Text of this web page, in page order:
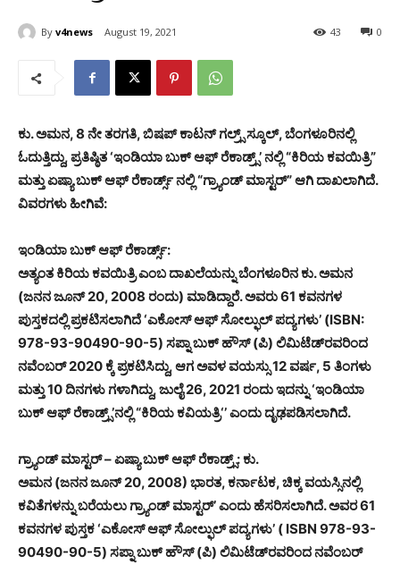
By v4news August 19, 2021 0
43
ಕು. ಅಮನ, 8 ನೇ ತರಗತಿ, ಬಿಷಪ್ ಕಾಟನ್ ಗಲ್ರ್ಸ್ ಸ್ಕೂಲ್, ಬೆಂಗಳೂರಿನಲ್ಲಿ
ಓದುತ್ತಿದ್ದು, ಪ್ರತಿಷ್ಠಿತ ‘ಇಂಡಿಯಾ ಬುಕ್ ಆಫ್ ರೆಕಾಡ್ರ್ಸ್’ ನಲ್ಲಿ “ಕಿರಿಯ ಕವಯಿತ್ರಿ”
ಮತ್ತು ಏಷ್ಯಾ ಬುಕ್ ಆಫ್ ರೆಕಾರ್ಡ್ಸ್ ನಲ್ಲಿ “ಗ್ರ್ಯಾಂಡ್ ಮಾಸ್ಟರ್” ಆಗಿ ದಾಖಲಾಗಿದೆ.
ವಿವರಗಳು ಹೀಗಿವೆ:
ಇಂಡಿಯಾ ಬುಕ್ ಆಫ್ ರೆಕಾರ್ಡ್ಸ್:
ಅತ್ಯಂತ ಕಿರಿಯ ಕವಯಿತ್ರಿ ಎಂಬ ದಾಖಲೆಯನ್ನು ಬೆಂಗಳೂರಿನ ಕು. ಅಮನ
(ಜನನ ಜೂನ್ 20, 2008 ರಂದು) ಮಾಡಿದ್ದಾರೆ. ಅವರು 61 ಕವನಗಳ
ಪುಸ್ತಕದಲ್ಲಿ ಪ್ರಕಟಿಸಲಾಗಿದೆ ‘ಎಕೋಸ್ ಆಫ್ ಸೋಲ್ಫುಲ್ ಪದ್ಯಗಳು’ (ISBN:
978-93-90490-90-5) ಸಪ್ನಾ ಬುಕ್ ಹೌಸ್ (ಪಿ) ಲಿಮಿಟೆಡ್‍ರವರಿಂದ
ನವೆಂಬರ್ 2020 ಕ್ಕೆ ಪ್ರಕಟಿಸಿದ್ದು, ಆಗ ಅವಳ ವಯಸ್ಸು 12 ವರ್ಷ, 5 ತಿಂಗಳು
ಮತ್ತು 10 ದಿನಗಳು ಗಳಾಗಿದ್ದು, ಜುಲೈ 26, 2021 ರಂದು ಇದನ್ನು ‘ಇಂಡಿಯಾ
ಬುಕ್ ಆಫ್ ರೆಕಾಡ್ರ್ಸ್’ನಲ್ಲಿ “ಕಿರಿಯ ಕವಿಯತ್ರಿ‘’ ಎಂದು ದೃಢಪಡಿಸಲಾಗಿದೆ.
ಗ್ರ್ಯಾಂಡ್ ಮಾಸ್ಟರ್ – ಏಷ್ಯಾ ಬುಕ್ ಆಫ್ ರೆಕಾಡ್ರ್ಸ್: ಕು.
ಅಮನ (ಜನನ ಜೂನ್ 20, 2008) ಭಾರತ, ಕರ್ನಾಟಕ, ಚಿಕ್ಕ ವಯಸ್ಸಿನಲ್ಲಿ
ಕವಿತೆಗಳನ್ನು ಬರೆಯಲು ಗ್ರ್ಯಾಂಡ್ ಮಾಸ್ಟರ್’ ಎಂದು ಹೆಸರಿಸಲಾಗಿದೆ. ಅವರ 61
ಕವನಗಳ ಪುಸ್ತಕ ‘ಎಕೋಸ್ ಆಫ್ ಸೋಲ್ಫುಲ್ ಪದ್ಯಗಳು’ ( ISBN 978-93-
90490-90-5) ಸಪ್ನಾ ಬುಕ್ ಹೌಸ್ (ಪಿ) ಲಿಮಿಟೆಡ್‍ರವರಿಂದ ನವೆಂಬರ್